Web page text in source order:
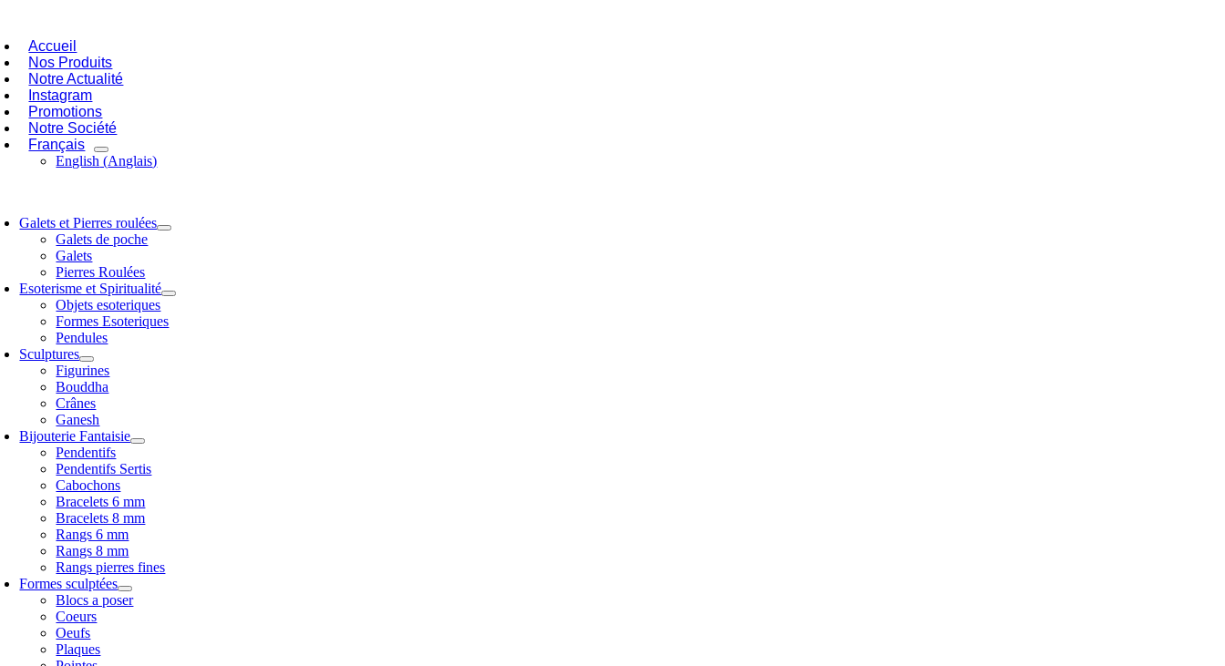
contenuAccueil
Nos Produits
Notre Actualité
Instagram
Promotions
Notre Société
Français
English (Anglais)
Galets et Pierres roulées
Galets de poche
Galets
Pierres Roulées
Esoterisme et Spiritualité
Objets esoteriques
Formes Esoteriques
Pendules
Sculptures
Figurines
Bouddha
Crânes
Ganesh
Bijouterie Fantaisie
Pendentifs
Pendentifs Sertis
Cabochons
Bracelets 6 mm
Bracelets 8 mm
Rangs 6 mm
Rangs 8 mm
Rangs pierres fines
Formes sculptées
Blocs a poser
Coeurs
Oeufs
Plaques